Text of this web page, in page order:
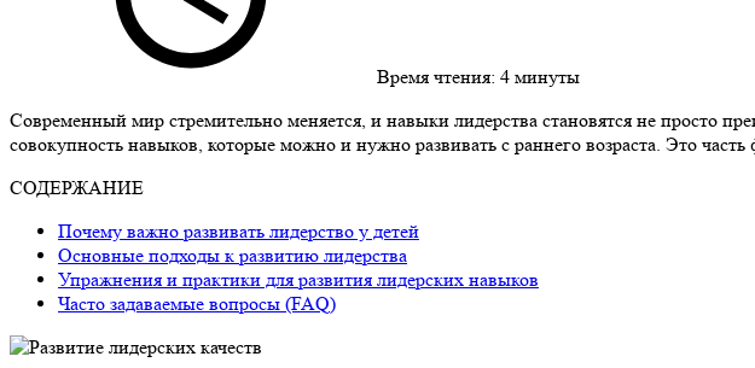
Время чтения: 4 минуты
Современный мир стремительно меняется, и навыки лидерства становятся не просто
совокупность навыков, которые можно и нужно развивать с раннего возраста. Это
СОДЕРЖАНИЕ
Почему важно развивать лидерство у детей
Основные подходы к развитию лидерства
Упражнения и практики для развития лидерских навыков
Часто задаваемые вопросы (FAQ)